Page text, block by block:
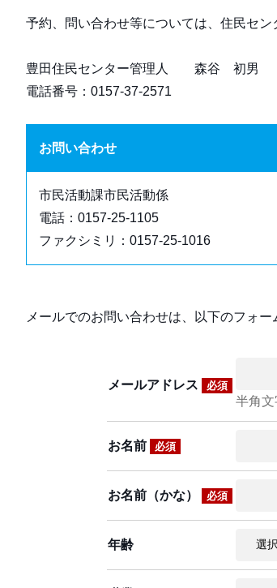
予約、問い合わせ等については、住民セン
豊田住民センター管理人 森谷 初男
電話番号：0157-37-2571
お問い合わせ
市民活動課市民活動係
電話：0157-25-1105
ファクシミリ：0157-25-1016
メールでのお問い合わせは、以下のフォー
メールアドレス 必須
半角文
お名前 必須
お名前（かな） 必須
年齢